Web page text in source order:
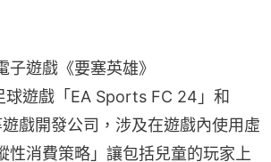
子遊戲《要塞英雄》
遊戲「EA Sports FC 24」和
戲開發公司，涉及在遊戲內使用虛
性消費策略」讓包括兒童的玩家上